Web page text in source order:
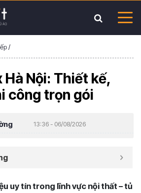
/
Hà Nội: Thiết kế,
công trọn gói
13:36 - 06/08/2026
uy tín trong lĩnh vực nội thất – tủ